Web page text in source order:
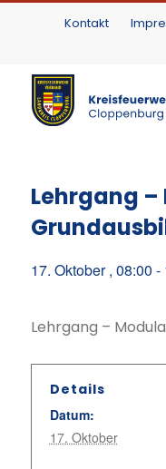
Kontakt
Lehrgang
17. Oktober , 08:00 -
Lehrgang –
Details
Datum:
17. Oktober